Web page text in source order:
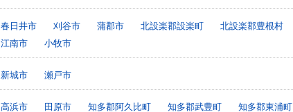
春日井市 刈谷市 蒲郡市 北設楽郡設楽町
北設楽郡豊根村
江南市
小牧市
新城市 瀬戸市
高浜市 田原市 知多郡阿久比町 知多郡武豊町
知多郡東浦町